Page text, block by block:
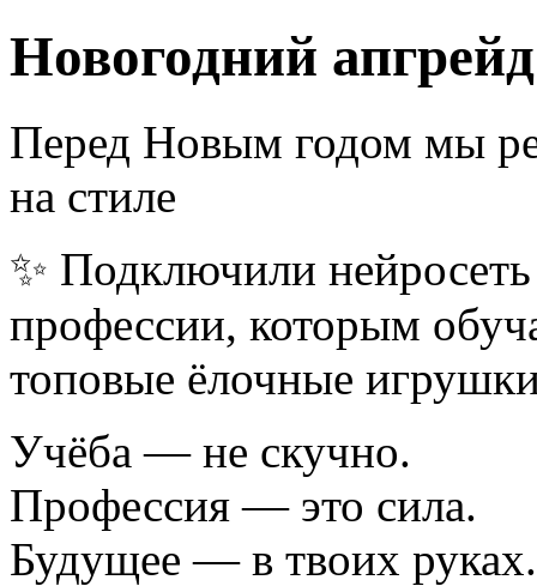
Новогодний
Перед Новым годом мы
на стиле
✨ Подключили
профессии, которым
топовые ёлочные
Учёба — не скучно.
Профессия — это сила.
Будущее — в твоих руках.